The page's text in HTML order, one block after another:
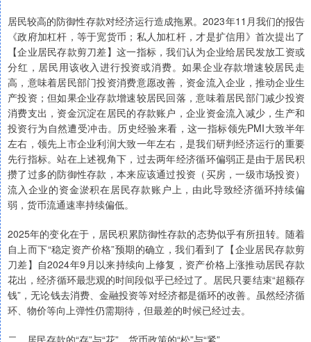
居民较高的防御性存款对经济运行造成拖累。2023年11月我们的报告
《政府加杠杆，等于宽货币；私人加杠杆，才是扩信用》首次提出了
【企业居民存款剪刀差】这一指标，我们认为企业给居民发放工资或
分红，居民用该收入进行投资或消费。如果企业存款增速较居民走
高，意味着居民部门投资消费意愿改善，资金流入企业，推动企业生
产投资；但如果企业存款增速较居民回落，意味着居民部门减少投资
消费支出，资金沉淀在居民的存款账户，企业资金流入减少，生产和
投资行为自然遭受冲击。历史经验来看，这一指标领先PMI大致半年
左右，领先上市企业利润大致一年左右，是我们研判经济运行的重要
先行指标。站在上述视角下，过去两年经济循环偏弱正是由于居民积
攒了过多的防御性存款，本来应该通过投资（买房，一级市场投资）
流入企业的资金淤积在居民存款账户上，由此导致经济循环持续偏
弱，货币流通速率持续偏低。
2025年的变化在于，居民积累防御性存款的态势似乎有所扭转。随着
自上而下“稳定资产价格”预期的确立，我们看到了【企业居民存款剪
刀差】自2024年9月以来持续向上修复，资产价格上涨推动居民存款
花出，经济循环最悲观的时间段似乎已经过了。居民只要结束“超额存
钱”，无论钱去消费、金融投资等对经济都是循环的改善。虽然经济循
环、物价等向上弹性仍需期待，但最差的时候已经过去。